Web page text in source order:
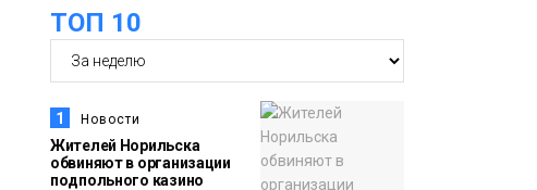
15:15
06 августа
Образование
школьное питание в
Норильске: льготы,
меню и порядок
оплаты
ТОП 10
1 Новости
Жителей Норильска
обвиняют в организации
подпольного казино